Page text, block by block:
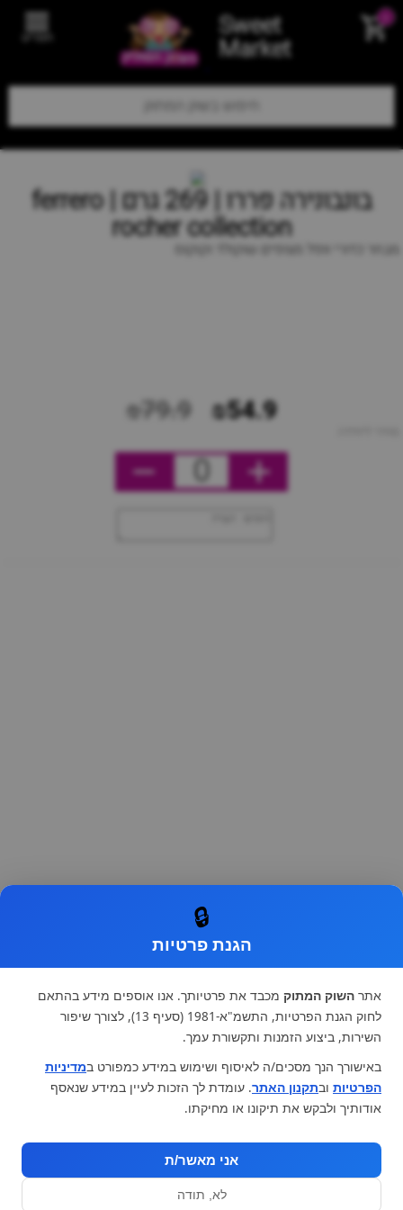
Sweet
Market תפריט
בונבונירה פררו | 269 גרם | ferrero
rocher collection
מבחר כדורי וופל מצופים שוקולד וקוקוס
₪54.9
₪79.9
0
🔒
הגנת פרטיות
אתר השוק המתוק מכבד את פרטיותך. אנו אוספים מידע בהתאם
לחוק הגנת הפרטיות, התשמ"א-1981 (סעיף 13), לצורך שיפור
השירות, ביצוע הזמנות ותקשורת עמך.
באישורך הנך מסכים/ה לאיסוף ושימוש במידע כמפורט במדיניות
הפרטיות ובתקנון האתר. עומדת לך הזכות לעיין במידע שנאסף
אודותיך ולבקש את תיקונו או מחיקתו.
אני מאשר/ת
לא, תודה